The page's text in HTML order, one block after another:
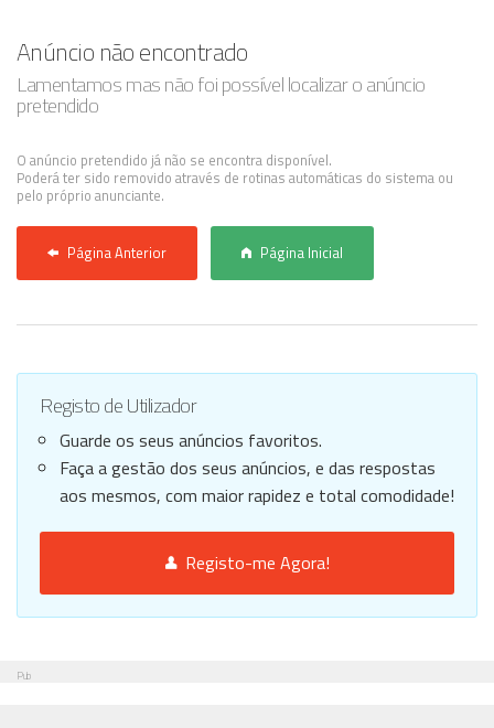
Registo / Login
Anunciar Agora
Anúncio não encontrado
Lamentamos mas não foi possível localizar o anúncio
pretendido
O anúncio pretendido já não se encontra disponível.
Poderá ter sido removido através de rotinas automáticas do sistema ou
pelo próprio anunciante.
Página Anterior Página Inicial
Registo de Utilizador
Guarde os seus anúncios favoritos.
Faça a gestão dos seus anúncios, e das respostas
aos mesmos, com maior rapidez e total comodidade!
Registo-me Agora!
Pub